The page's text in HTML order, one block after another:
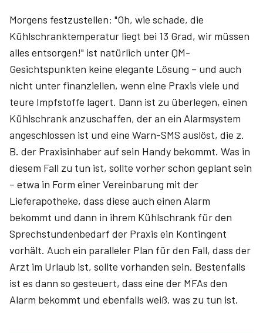
Morgens festzustellen: "Oh, wie schade, die
Kühlschranktemperatur liegt bei 13 Grad, wir müssen
alles entsorgen!" ist natürlich unter QM-
Gesichtspunkten keine elegante Lösung – und auch
nicht unter finanziellen, wenn eine Praxis viele und
teure Impfstoffe lagert. Dann ist zu überlegen, einen
Kühlschrank anzuschaffen, der an ein Alarmsystem
angeschlossen ist und eine Warn-SMS auslöst, die z.
B. der Praxisinhaber auf sein Handy bekommt. Was in
diesem Fall zu tun ist, sollte vorher schon geplant sein
– etwa in Form einer Vereinbarung mit der
Lieferapotheke, dass diese auch einen Alarm
bekommt und dann in ihrem Kühlschrank für den
Sprechstundenbedarf der Praxis ein Kontingent
vorhält. Auch ein paralleler Plan für den Fall, dass der
Arzt im Urlaub ist, sollte vorhanden sein. Bestenfalls
ist es dann so gesteuert, dass eine der MFAs den
Alarm bekommt und ebenfalls weiß, was zu tun ist.